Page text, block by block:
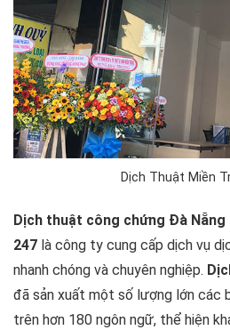
Dịch Thuật Miền
Dịch thuật công chứng Đà Nẵng
247 là công ty cung cấp dịch vụ
nhanh chóng và chuyên nghiệp.
đã sản xuất một số lượng lớn các
trên hơn 180 ngôn ngữ, thể hiện